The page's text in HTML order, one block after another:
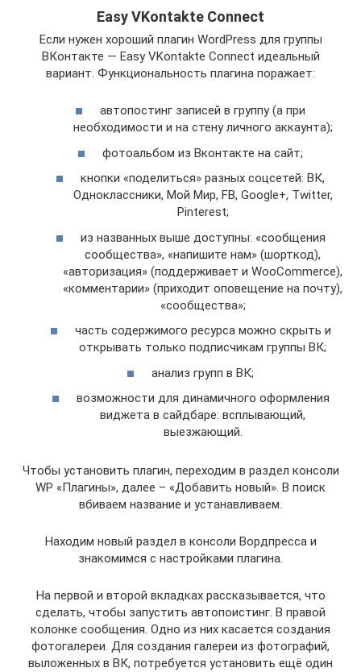
Easy VKontakte Connect
Если нужен хороший плагин WordPress для группы
ВКонтакте — Easy VKontakte Connect идеальный
вариант. Функциональность плагина поражает:
автопостинг записей в группу (а при
необходимости и на стену личного аккаунта);
фотоальбом из Вконтакте на сайт;
кнопки «поделиться» разных соцсетей: ВК,
Одноклассники, Мой Мир, FB, Google+, Twitter,
Pinterest;
из названных выше доступны: «сообщения
сообщества», «напишите нам» (шорткод),
«авторизация» (поддерживает и WooCommerce),
«комментарии» (приходит оповещение на почту),
«сообщества»;
часть содержимого ресурса можно скрыть и
открывать только подписчикам группы ВК;
анализ групп в ВК;
возможности для динамичного оформления
виджета в сайдбаре: всплывающий,
выезжающий.
Чтобы установить плагин, переходим в раздел консоли
WP «Плагины», далее – «Добавить новый». В поиск
вбиваем название и устанавливаем.
Находим новый раздел в консоли Вордпресса и
знакомимся с настройками плагина.
На первой и второй вкладках рассказывается, что
сделать, чтобы запустить автопоистинг. В правой
колонке сообщения. Одно из них касается создания
фотогалереи. Для создания галереи из фотографий,
выложенных в ВК, потребуется установить ещё один